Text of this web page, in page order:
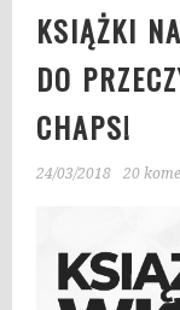
KSIĄŻKI
DO
CHAPS!
24/03/2018 20